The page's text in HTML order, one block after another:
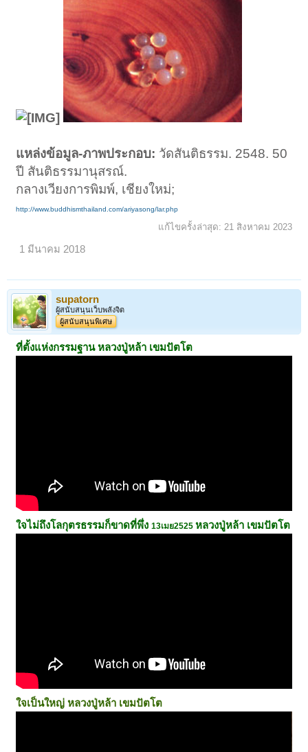
แหล่งข้อมูล-ภาพประกอบ: วัดสันติธรรม. 2548. 50
ปี สันติธรรมานุสรณ์.
กลางเวียงการพิมพ์, เชียงใหม่;
http://www.buddhismthailand.com/ariyasong/lar.php
แก้ไขครั้งล่าสุด: 21 สิงหาคม 2023
1 มีนาคม 2018
supatorn
ผู้สนับสนุนเว็บพลังจิต
ผู้สนับสนุนพิเศษ
ที่ตั้งแห่งกรรมฐาน หลวงปู่หล้า เขมปัตโต
ใจไม่ถึงโลกุตรธรรมก็ขาดที่พึ่ง13เมย2525หลวงปู่หล้า เขมปัตโต
ใจเป็นใหญ่ หลวงปู่หล้า เขมปัตโต